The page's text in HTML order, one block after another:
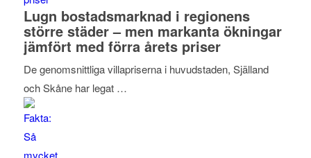
Lugn bostadsmarknad i regionens
större städer – men markanta ökningar
jämfört med förra årets priser
De genomsnittliga villapriserna i huvudstaden, Själland
och Skåne har legat …